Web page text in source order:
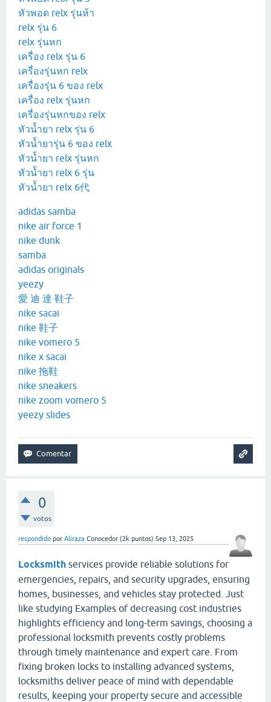
หัวพอด relx รุ่นห้า
relx รุ่น 6
relx รุ่นหก
เครื่อง relx รุ่น 6
เครื่องรุ่นหก relx
เครื่องรุ่น 6 ของ relx
เครื่อง relx รุ่นหก
เครื่องรุ่นหกของ relx
หัวน้ำยา relx รุ่น 6
หัวน้ำยารุ่น 6 ของ relx
หัวน้ำยา relx รุ่นหก
หัวน้ำยา relx 6 รุ่น
หัวน้ำยา relx 6代
adidas samba
nike air force 1
nike dunk
samba
adidas originals
yeezy
愛 迪 達 鞋子
nike sacai
nike 鞋子
nike vomero 5
nike x sacai
nike 拖鞋
nike sneakers
nike zoom vomero 5
yeezy slides
0
votos
respondido por Aliraza Conocedor (2k puntos) Sep 13, 2025
Locksmith services provide reliable solutions for
emergencies, repairs, and security upgrades, ensuring
homes, businesses, and vehicles stay protected. Just
like studying Examples of decreasing cost industries
highlights efficiency and long-term savings, choosing a
professional locksmith prevents costly problems
through timely maintenance and expert care. From
fixing broken locks to installing advanced systems,
locksmiths deliver peace of mind with dependable
results, keeping your property secure and accessible